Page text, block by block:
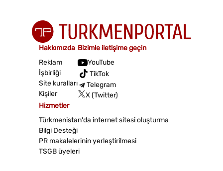
Hakkımızda
Reklam
İşbirliği
Site kuralları
Kişiler
Bizimle iletişime geçin
YouTube
TikTok
Telegram
X (Twitter)
Hizmetler
Türkmenistan'da internet sitesi oluşturma
Bilgi Desteği
PR makalelerinin yerleştirilmesi
TSGB üyeleri